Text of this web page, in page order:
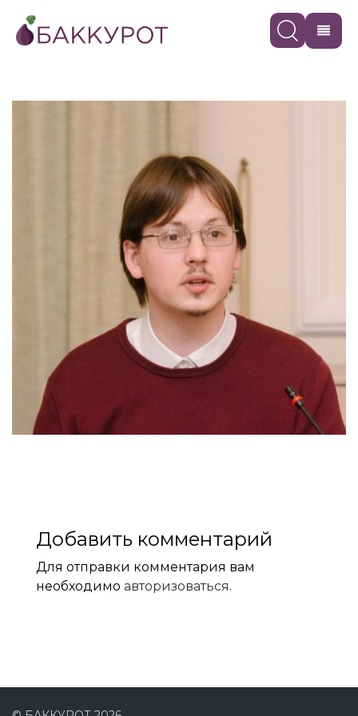
Добавить комментарий
Для отправки комментария вам
необходимо авторизоваться.